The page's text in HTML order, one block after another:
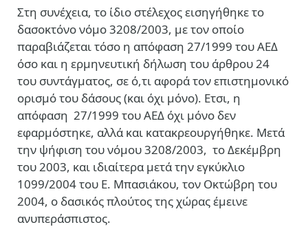
Στη συνέχεια, το ίδιο στέλεχος εισηγήθηκε το
δασοκτόνο νόμο 3208/2003, με τον οποίο
παραβιάζεται τόσο η απόφαση 27/1999 του ΑΕΔ
όσο και η ερμηνευτική δήλωση του άρθρου 24
του συντάγματος, σε ό,τι αφορά τον επιστημονικό
ορισμό του δάσους (και όχι μόνο). Ετσι, η
απόφαση 27/1999 του ΑΕΔ όχι μόνο δεν
εφαρμόστηκε, αλλά και κατακρεουργήθηκε. Μετά
την ψήφιση του νόμου 3208/2003, το Δεκέμβρη
του 2003, και ιδιαίτερα μετά την εγκύκλιο
1099/2004 του Ε. Μπασιάκου, τον Οκτώβρη του
2004, ο δασικός πλούτος της χώρας έμεινε
ανυπεράσπιστος.